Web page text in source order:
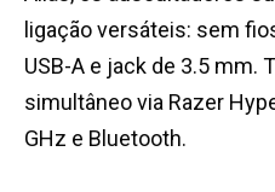
ligação versáteis: sem
USB-A e jack de 3.5 mm.
simultâneo via Razer
GHz e Bluetooth.